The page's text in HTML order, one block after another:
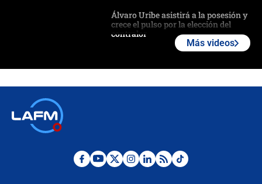
Álvaro Uribe asistirá a la posesión y
crece el pulso por la elección del
contralor
Estratega de Abelardo de la Espriella
Más videos